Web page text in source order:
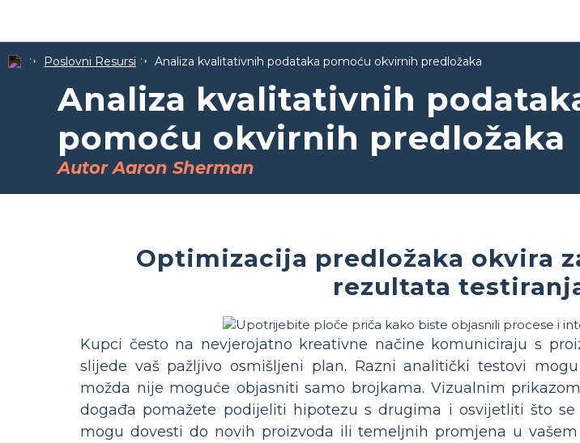
Poslovni Resursi Analiza kvalitativnih podataka pomoću okvirnih predložaka
Analiza kvalitativnih
pomoću okvirnih predložaka
Autor Aaron Sherman
Optimizacija predložaka okvira
rezultata
Kupci često na nevjerojatno kreativne načine komuniciraju s
slijede vaš pažljivo osmišljeni plan. Razni analitički testovi
možda nije moguće objasniti samo brojkama. Vizualnim
događa pomažete podijeliti hipotezu s drugima i osvijetliti što
mogu dovesti do novih proizvoda ili temeljnih promjena u